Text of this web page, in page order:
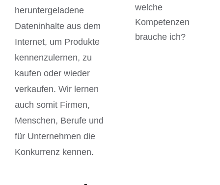
heruntergeladene
Dateninhalte aus dem
Internet, um Produkte
kennenzulernen, zu
kaufen oder wieder
verkaufen. Wir lernen
auch somit Firmen,
Menschen, Berufe und
für Unternehmen die
Konkurrenz kennen.
welche
Kompetenzen
brauche ich?